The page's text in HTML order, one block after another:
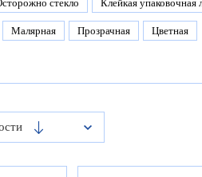
стекло Клейкая упаковочная
Малярная Прозрачная Цветная